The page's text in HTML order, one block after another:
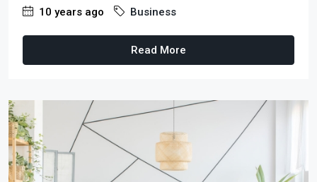
10 years ago Business
Read More